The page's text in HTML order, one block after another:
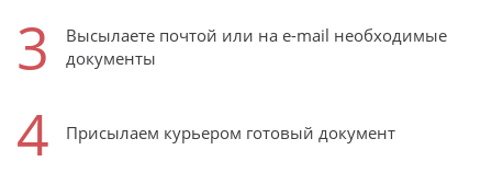
3
Высылаете почтой или на e-mail необходимые
документы
4 Присылаем курьером готовый документ